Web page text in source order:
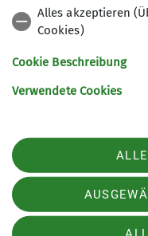
Hilfreiche Links
Sektion Rüsselsheim des
Telefon +49 6142 12707
Impressum
Alles akzeptieren
Cookies)
Cookie Beschreibung
Verwendete Cookies